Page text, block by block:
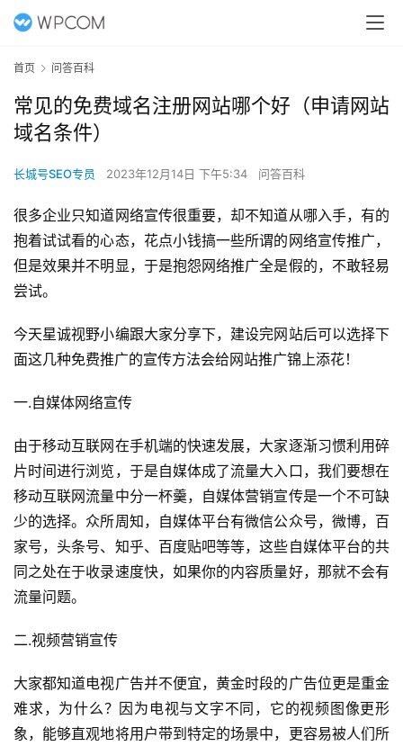
首页 问答百科
常见的免费域名注册网站哪个好（申请网站
域名条件）
长城号SEO专员 2023年12月14日 下午5:34 问答百科
很多企业只知道网络宣传很重要，却不知道从哪入手，有的
抱着试试看的心态，花点小钱搞一些所谓的网络宣传推广，
但是效果并不明显，于是抱怨网络推广全是假的，不敢轻易
尝试。
今天星诚视野小编跟大家分享下，建设完网站后可以选择下
面这几种免费推广的宣传方法会给网站推广锦上添花！
一.自媒体网络宣传
由于移动互联网在手机端的快速发展，大家逐渐习惯利用碎
片时间进行浏览，于是自媒体成了流量大入口，我们要想在
移动互联网流量中分一杯羹，自媒体营销宣传是一个不可缺
少的选择。众所周知，自媒体平台有微信公众号，微博，百
家号，头条号、知乎、百度贴吧等等，这些自媒体平台的共
同之处在于收录速度快，如果你的内容质量好，那就不会有
流量问题。
二.视频营销宣传
大家都知道电视广告并不便宜，黄金时段的广告位更是重金
难求，为什么？因为电视与文字不同，它的视频图像更形
象，能够直观地将用户带到特定的场景中，更容易被人们所